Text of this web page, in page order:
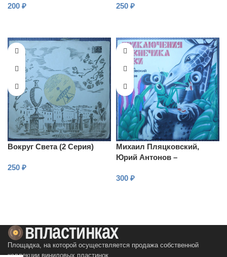
200 ₽ 250 ₽
Вокруг Света (2 Серия)
250 ₽
Михаил Пляцковский,
Юрий Антонов –
Кузи
300 ₽
Площадка, на которой осуществляется продажа собственной
коллекции виниловых пластинок.